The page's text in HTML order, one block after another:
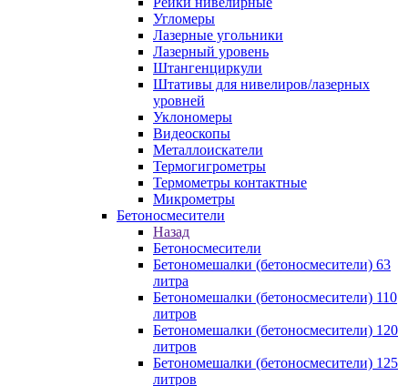
Угломеры
Лазерные угольники
Лазерный уровень
Штангенциркули
Штативы для нивелиров/лазерных
уровней
Уклономеры
Видеоскопы
Металлоискатели
Термогигрометры
Термометры контактные
Микрометры
Бетоносмесители
Назад
Бетоносмесители
Бетономешалки (бетоносмесители) 63
литра
Бетономешалки (бетоносмесители) 110
литров
Бетономешалки (бетоносмесители) 120
литров
Бетономешалки (бетоносмесители) 125
литров